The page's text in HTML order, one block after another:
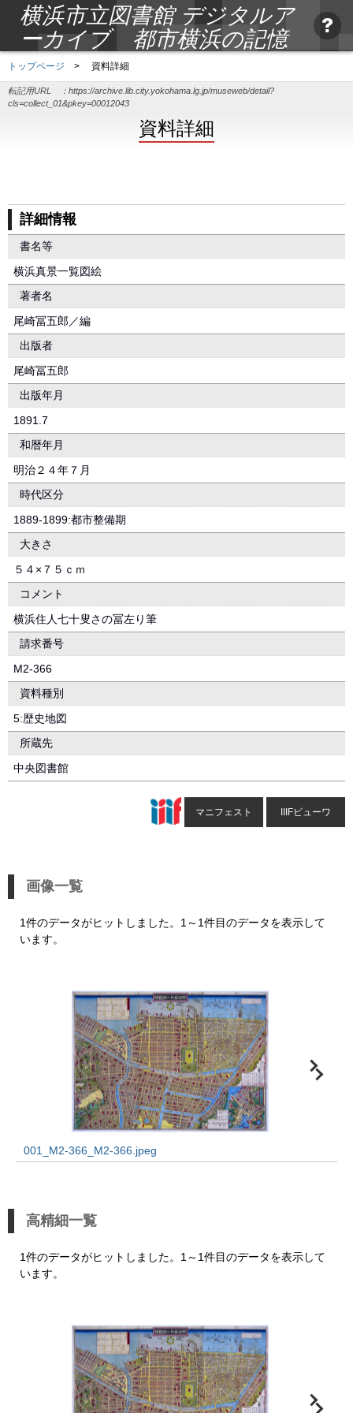
横浜市立図書館 デジタルア
ーカイブ 都市横浜の記憶
トップページ > 資料詳細
転記用URL ： https://archive.lib.city.yokohama.lg.jp/museweb/detail?
cls=collect_01&pkey=00012043
資料詳細
詳細情報
書名等
横浜真景一覧図絵
著者名
尾崎冨五郎／編
出版者
尾崎冨五郎
出版年月
1891.7
和暦年月
明治２４年７月
時代区分
1889-1899:都市整備期
大きさ
５４×７５ｃｍ
コメント
横浜住人七十叟さの冨左り筆
請求番号
M2-366
資料種別
5:歴史地図
所蔵先
中央図書館
マニフェスト IIIFビューワ
画像一覧
1件のデータがヒットしました。1～1件目のデータを表示して
います。
001_M2-366_M2-366.jpeg
高精細一覧
1件のデータがヒットしました。1～1件目のデータを表示して
います。